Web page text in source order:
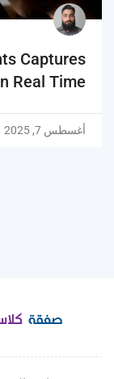
Captures
Real Time
أغسطس 7, 2025